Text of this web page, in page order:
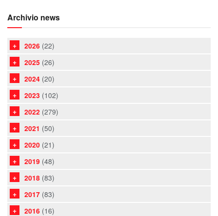
Archivio news
2026 (22)
2025 (26)
2024 (20)
2023 (102)
2022 (279)
2021 (50)
2020 (21)
2019 (48)
2018 (83)
2017 (83)
2016 (16)